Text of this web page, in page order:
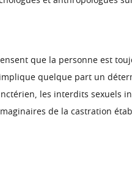
que la personne est
quelque part un
les interdits sexuels
de la castration